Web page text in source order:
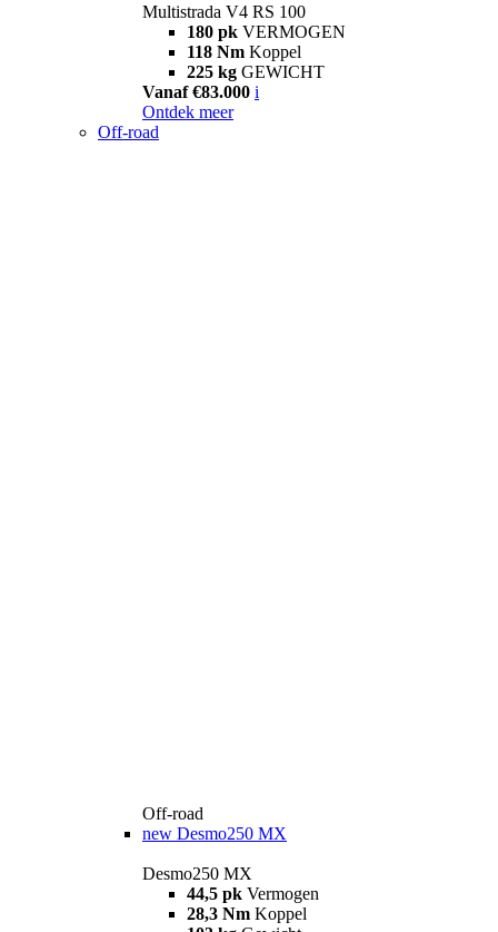
Multistrada V4 RS 100
180 pk VERMOGEN
118 Nm Koppel
225 kg GEWICHT
Vanaf €83.000 i
Ontdek meer
Off-road
Off-road
new Desmo250 MX
Desmo250 MX
44,5 pk Vermogen
28,3 Nm Koppel